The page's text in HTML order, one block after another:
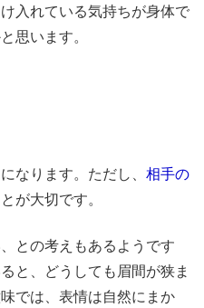
入れている気持ちが身体で
思います。
なります。ただし、 相手の
が大切です。
との考えもあるようです
と、どうしても眉間が狭ま
では、表情は自然にまか